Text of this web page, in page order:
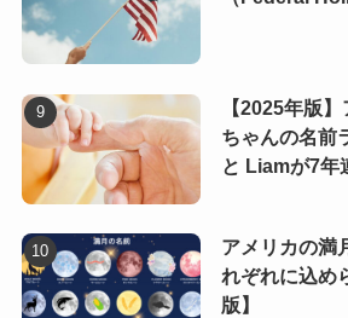
【2025年版
ちゃんの名前
と Liamが7年
アメリカの満
れぞれに込め
版】